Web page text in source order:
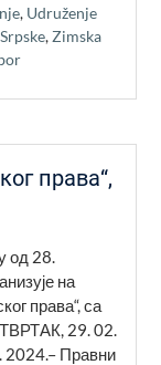
, Udruženje
, Zimska
права“,
од 28.
на
права“, са
29. 02.
Правни